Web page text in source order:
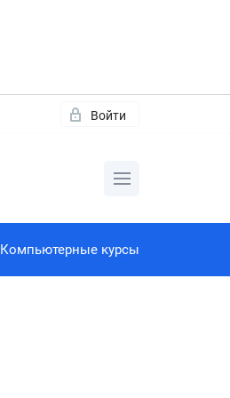
Войти
Компьютерные курсы